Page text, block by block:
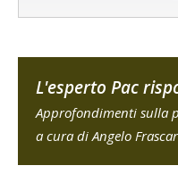
L'esperto Pac
Approfondimenti sulla
a cura di Angelo